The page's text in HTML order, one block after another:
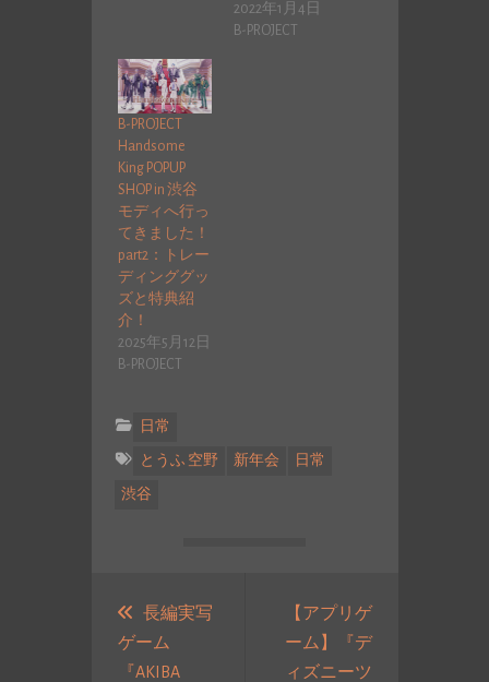
2022年1月4日
B-PROJECT
B-PROJECT
Handsome
King POPUP
SHOP in 渋谷
モディへ行っ
てきました！
part2：トレー
ディンググッ
ズと特典紹
介！
2025年5月12日
B-PROJECT
日常
とうふ 空野 新年会 日常
渋谷
長編実写
ゲーム
『AKIBA
【アプリゲ
ーム】『デ
ィズニーツ